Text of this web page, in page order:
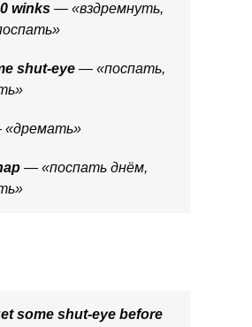
winks — «вздремнуть,
shut-eye — «поспать,
— «поспать днём,
some shut-eye before